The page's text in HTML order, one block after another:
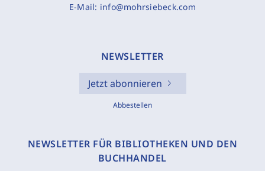
E-Mail: info@mohrsiebeck.com
NEWSLETTER
Jetzt abonnieren
Abbestellen
NEWSLETTER FÜR BIBLIOTHEKEN UND DEN
BUCHHANDEL